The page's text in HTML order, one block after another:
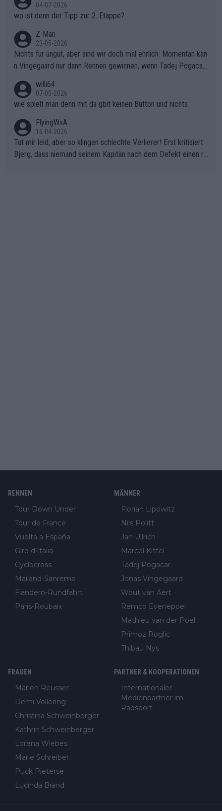
04-07-2026
wo ist denn der Tipp zur 2. Etappe?
Z-Man
23-05-2026
Nichts für ungut, aber sind wir doch mal ehrlich: Momentan kan
n Vingegaard nur dann Rennen gewinnen, wenn Tadej Pogacar
willi64
07-05-2026
wie spielt man denn mit da gbit keinen Button und nichts
FlyingWvA
16-04-2026
Tut mir leid, aber so klingen schlechte Verlierer! Erst kritisiert
Bjerg, dass niemand seinem Kapitän nach dem Defekt einen ro
RENNEN
Tour Down Under
Tour de France
Vuelta a España
Giro d'Italia
Cyclocross
Mailand-Sanremo
Flandern-Rundfahrt
Paris-Roubaix
MÄNNER
Florian Lipowitz
Nils Politt
Jan Ullrich
Marcel Kittel
Tadej Pogacar
Jonas Vingegaard
Wout van Aert
Remco Evenepoel
Mathieu van der Poel
Primoz Roglic
Thibau Nys
FRAUEN
Marlen Reusser
Demi Vollering
Christina Schweinberger
Kathrin Schweinberger
Lorena Wiebes
Marie Schreiber
Puck Pieterse
Lucinda Brand
PARTNER & KOOPERATIONEN
Internationaler
Medienpartner im
Radsport